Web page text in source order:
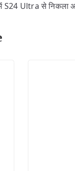
S24 Ultra से निकला